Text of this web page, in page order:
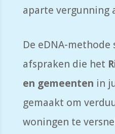
aparte vergunning
De eDNA-
afspraken die het
en gemeenten in
gemaakt om
woningen te